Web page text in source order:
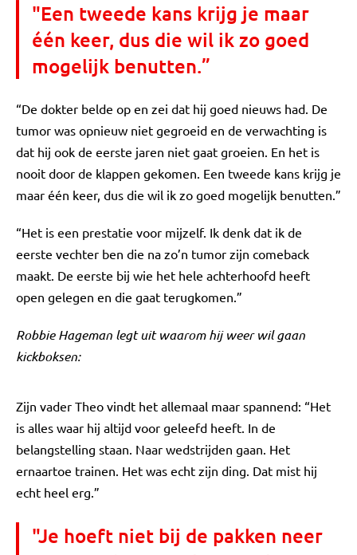
"Een tweede kans krijg je maar
één keer, dus die wil ik zo goed
mogelijk benutten.”
“De dokter belde op en zei dat hij goed nieuws had. De
tumor was opnieuw niet gegroeid en de verwachting is
dat hij ook de eerste jaren niet gaat groeien. En het is
nooit door de klappen gekomen. Een tweede kans krijg je
maar één keer, dus die wil ik zo goed mogelijk benutten.”
“Het is een prestatie voor mijzelf. Ik denk dat ik de
eerste vechter ben die na zo’n tumor zijn comeback
maakt. De eerste bij wie het hele achterhoofd heeft
open gelegen en die gaat terugkomen.”
Robbie Hageman legt uit waarom hij weer wil gaan
kickboksen:
Zijn vader Theo vindt het allemaal maar spannend: “Het
is alles waar hij altijd voor geleefd heeft. In de
belangstelling staan. Naar wedstrijden gaan. Het
ernaartoe trainen. Het was echt zijn ding. Dat mist hij
echt heel erg.”
"Je hoeft niet bij de pakken neer